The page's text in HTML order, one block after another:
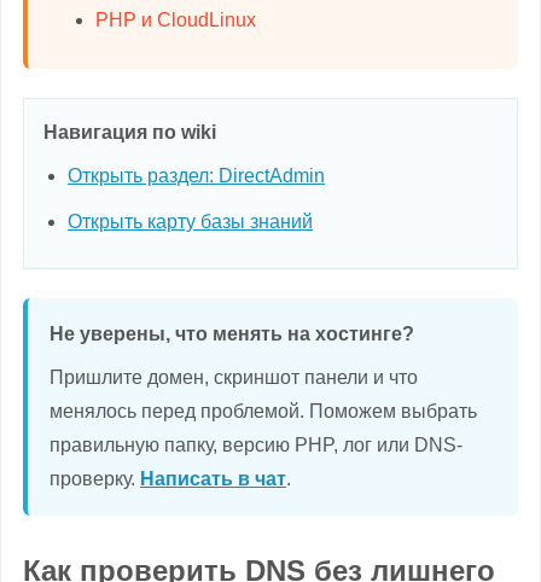
PHP и CloudLinux
Навигация по wiki
Открыть раздел: DirectAdmin
Открыть карту базы знаний
Не уверены, что менять на хостинге?
Пришлите домен, скриншот панели и что
менялось перед проблемой. Поможем выбрать
правильную папку, версию PHP, лог или DNS-
проверку. Написать в чат.
Как проверить DNS без лишнего